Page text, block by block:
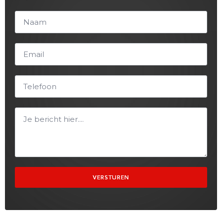
VERSTUREN